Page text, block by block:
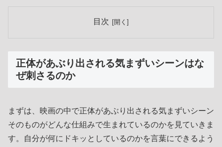
目次
正体があぶり出される気まずいシーンはな
ぜ刺さるのか
まずは、映画の中で正体があぶり出される気まずいシーン
そのものがどんな仕組みで生まれているのかを見ていきま
す。自分が何にドキッとしているのかを言葉にできるよう